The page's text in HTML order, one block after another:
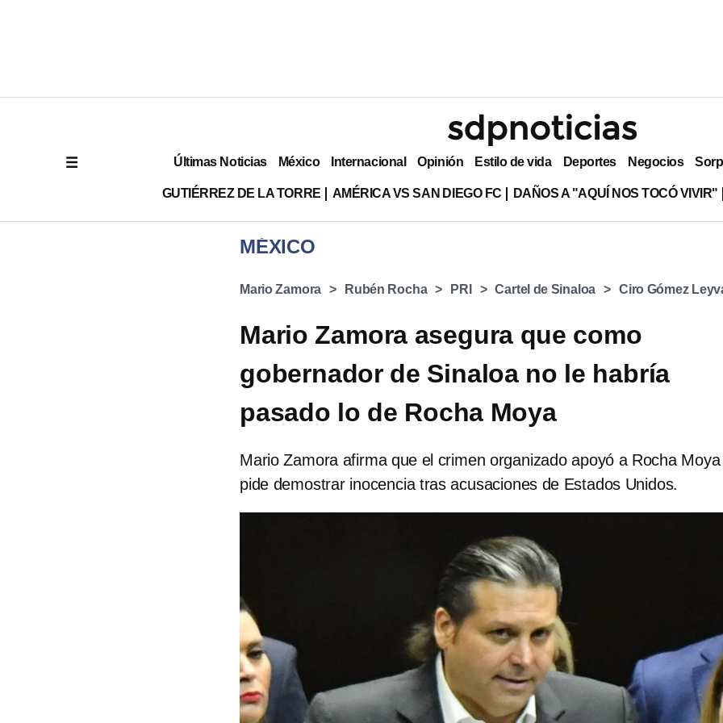
Últimas Noticias México Internacional Opinión Estilo de vida Deportes Negocios
GUTIÉRREZ DE LA TORRE AMÉRICA VS SAN DIEGO FC DAÑOS A "AQUÍ NOS TOCÓ VIVIR"
MÉXICO
Mario Zamora Rubén Rocha PRI Cartel de Sinaloa Ciro Gómez
Mario Zamora asegura que como
gobernador de Sinaloa no le habría
pasado lo de Rocha Moya
Mario Zamora afirma que el crimen organizado apoyó a Rocha
pide demostrar inocencia tras acusaciones de Estados Unidos.